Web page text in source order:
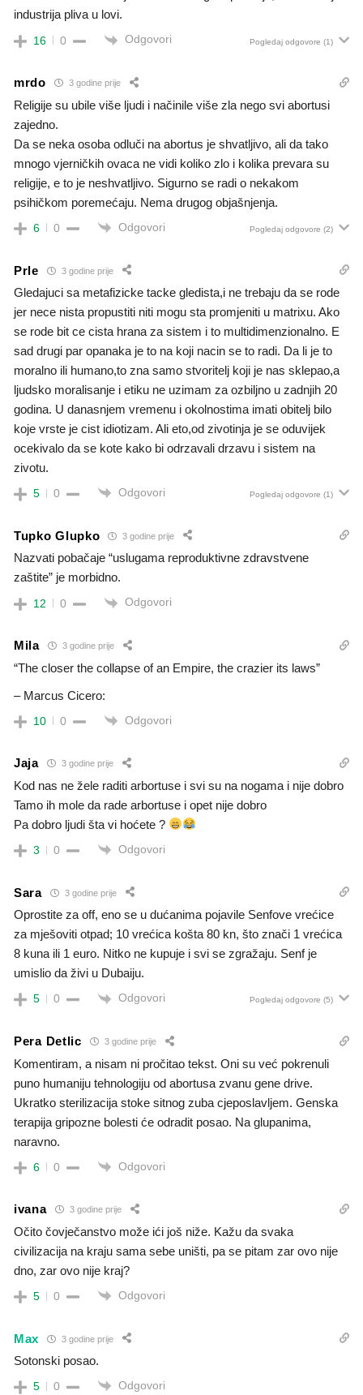
industrija pliva u lovi.
16 0 Odgovori Pogledaj odgovore (1)
mrdo 3 godine prije
Religije su ubile više ljudi i načinile više zla nego svi abortusi
zajedno.
Da se neka osoba odluči na abortus je shvatljivo, ali da tako
mnogo vjerničkih ovaca ne vidi koliko zlo i kolika prevara su
religije, e to je neshvatljivo. Sigurno se radi o nekakom
psihičkom poremećaju. Nema drugog objašnjenja.
6 0 Odgovori Pogledaj odgovore (2)
Prle 3 godine prije
Gledajuci sa metafizicke tacke gledista,i ne trebaju da se rode
jer nece nista propustiti niti mogu sta promjeniti u matrixu. Ako
se rode bit ce cista hrana za sistem i to multidimenzionalno. E
sad drugi par opanaka je to na koji nacin se to radi. Da li je to
moralno ili humano,to zna samo stvoritelj koji je nas sklepao,a
ljudsko moralisanje i etiku ne uzimam za ozbiljno u zadnjih 20
godina. U danasnjem vremenu i okolnostima imati obitelj bilo
koje vrste je cist idiotizam. Ali eto,od zivotinja je se oduvijek
ocekivalo da se kote kako bi odrzavali drzavu i sistem na
zivotu.
5 0 Odgovori Pogledaj odgovore (1)
Tupko Glupko 3 godine prije
Nazvati pobačaje “uslugama reproduktivne zdravstvene
zaštite” je morbidno.
12 0 Odgovori
Mila 3 godine prije
“The closer the collapse of an Empire, the crazier its laws”
– Marcus Cicero:
10 0 Odgovori
Jaja 3 godine prije
Kod nas ne žele raditi arbortuse i svi su na nogama i nije dobro
Tamo ih mole da rade arbortuse i opet nije dobro
Pa dobro ljudi šta vi hoćete ?
3 0 Odgovori
Sara 3 godine prije
Oprostite za off, eno se u dućanima pojavile Senfove vrećice
za mješoviti otpad; 10 vrećica košta 80 kn, što znači 1 vrećica
8 kuna ili 1 euro. Nitko ne kupuje i svi se zgražaju. Senf je
umislio da živi u Dubaiju.
5 0 Odgovori Pogledaj odgovore (5)
Pera Detlic 3 godine prije
Komentiram, a nisam ni pročitao tekst. Oni su već pokrenuli
puno humaniju tehnologiju od abortusa zvanu gene drive.
Ukratko sterilizacija stoke sitnog zuba cjeposlavljem. Genska
terapija gripozne bolesti će odradit posao. Na glupanima,
naravno.
6 0 Odgovori
ivana 3 godine prije
Očito čovječanstvo može ići još niže. Kažu da svaka
civilizacija na kraju sama sebe uništi, pa se pitam zar ovo nije
dno, zar ovo nije kraj?
5 0 Odgovori
Max 3 godine prije
Sotonski posao.
5 0 Odgovori